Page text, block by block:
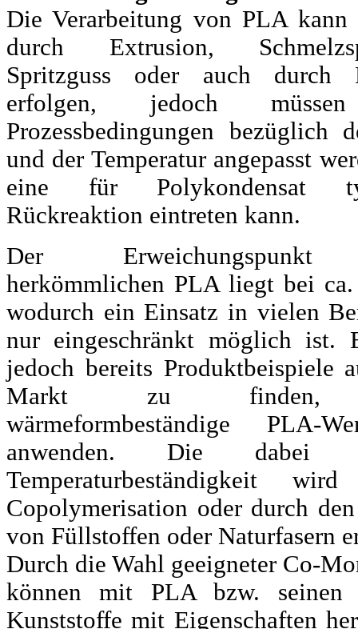
Die Verarbeitung von PLA kann
durch Extrusion,
Spritzguss oder auch durch
erfolgen, jedoch
Prozessbedingungen bezüglich
und der Temperatur angepasst
eine für Polykondensat
Rückreaktion eintreten kann.
Der
herkömmlichen PLA liegt bei
wodurch ein Einsatz in vielen
nur eingeschränkt möglich ist.
jedoch bereits Produktbeispiele
Markt zu
wärmeformbeständige PLA-
anwenden. Die dabei
Temperaturbeständigkeit
Copolymerisation oder durch
von Füllstoffen oder Naturfasern
Durch die Wahl geeigneter Co-
können mit PLA bzw. seinen
Kunststoffe mit Eigenschaften